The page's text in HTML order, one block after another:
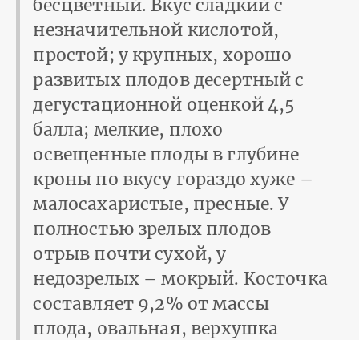
бесцветный. Вкус сладкий с
незначительной кислотой,
простой; у крупных, хорошо
развитых плодов десертный с
дегустационной оценкой 4,5
балла; мелкие, плохо
освещенные плоды в глубине
кроны по вкусу гораздо хуже –
малосахаристые, пресные. У
полностью зрелых плодов
отрыв почти сухой, у
недозрелых – мокрый. Косточка
составляет 9,2% от массы
плода, овальная, верхушка